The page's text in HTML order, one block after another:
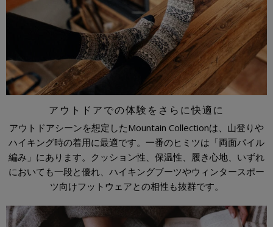
アウトドアでの体験をさらに快適に
アウトドアシーンを想定したMountain Collectionは、山登りや
ハイキング時の着用に最適です。一番のヒミツは「両面パイル
編み」にあります。クッション性、保温性、履き心地、いずれ
においても一段と優れ、ハイキングブーツやウィンタースポー
ツ向けフットウェアとの相性も抜群です。